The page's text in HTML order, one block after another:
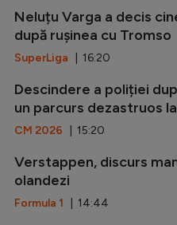
Neluțu Varga a decis
după rușinea cu Tromso
SuperLiga | 16:20
Descindere a poliției
un parcurs dezastruos
CM 2026 | 15:20
Verstappen, discurs
olandezi
Formula 1 | 14:44